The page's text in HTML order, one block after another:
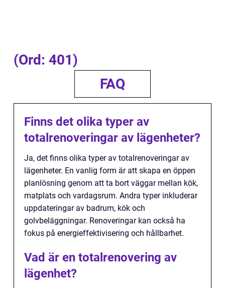
(Ord: 401)
FAQ
Finns det olika typer av
totalrenoveringar av lägenheter?
Ja, det finns olika typer av totalrenoveringar av
lägenheter. En vanlig form är att skapa en öppen
planlösning genom att ta bort väggar mellan kök,
matplats och vardagsrum. Andra typer inkluderar
uppdateringar av badrum, kök och
golvbeläggningar. Renoveringar kan också ha
fokus på energieffektivisering och hållbarhet.
Vad är en totalrenovering av
lägenhet?